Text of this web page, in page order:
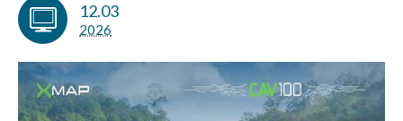
12.03
2026